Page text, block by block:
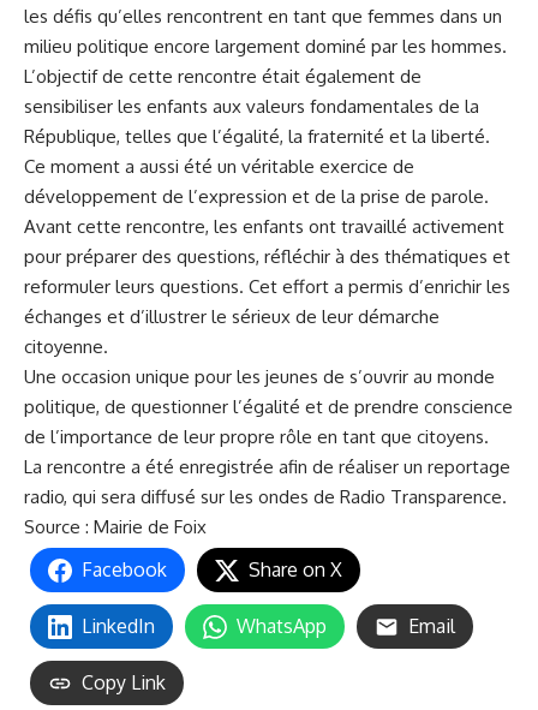
les défis qu’elles rencontrent en tant que femmes dans un
milieu politique encore largement dominé par les hommes.
L’objectif de cette rencontre était également de
sensibiliser les enfants aux valeurs fondamentales de la
République, telles que l’égalité, la fraternité et la liberté.
Ce moment a aussi été un véritable exercice de
développement de l’expression et de la prise de parole.
Avant cette rencontre, les enfants ont travaillé activement
pour préparer des questions, réfléchir à des thématiques et
reformuler leurs questions. Cet effort a permis d’enrichir les
échanges et d’illustrer le sérieux de leur démarche
citoyenne.
Une occasion unique pour les jeunes de s’ouvrir au monde
politique, de questionner l’égalité et de prendre conscience
de l’importance de leur propre rôle en tant que citoyens.
La rencontre a été enregistrée afin de réaliser un reportage
radio, qui sera diffusé sur les ondes de Radio Transparence.
Source : Mairie de Foix
Facebook Share on X
LinkedIn WhatsApp Email
Copy Link